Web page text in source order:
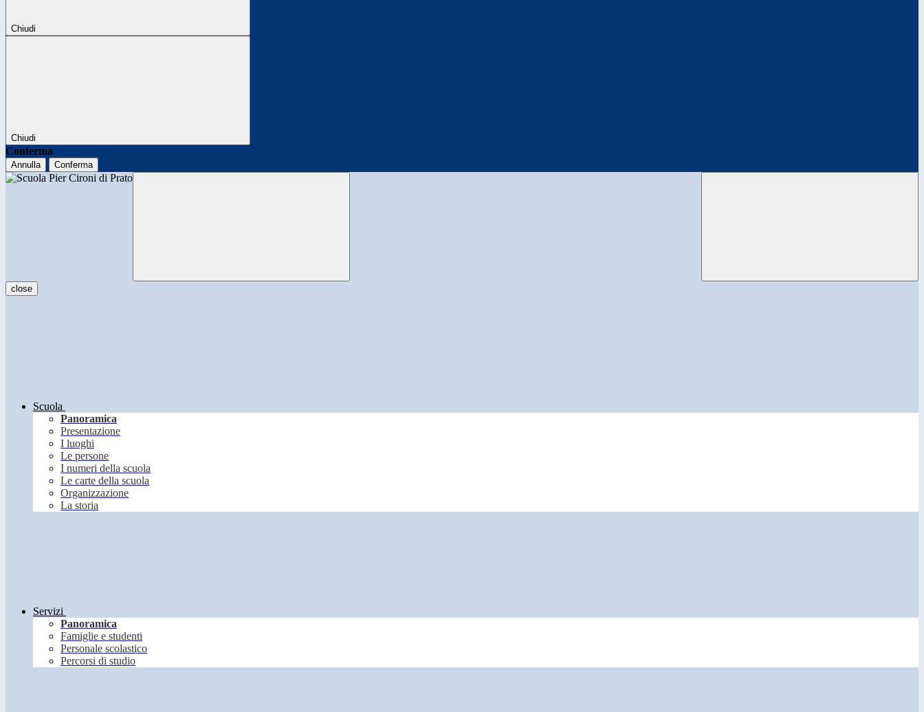
Chiudi
Chiudi
Conferma
Annulla Conferma
close
Scuola
Panoramica
Presentazione
I luoghi
Le persone
I numeri della scuola
Le carte della scuola
Organizzazione
La storia
Servizi
Panoramica
Famiglie e studenti
Personale scolastico
Percorsi di studio